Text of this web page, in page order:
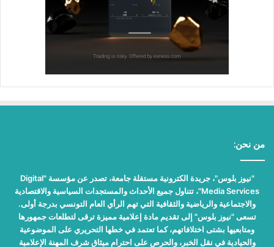
من نحن:
"نيوز بلوس"، جريدة الكترونية مستقلة جامعة، تصدر عن مؤسسة "Digital
Media Services"، تتناول جميع الأحداث والمستجدات السياسية والاقتصادية
والاجتماعية والرياضية والثقافية التي تهم الرأي العام التونسي بدرجة أولى.
تسعى "نيوز بلوس" إلى تقديم مادة إعلامية مميزة ترقى لتطلعات جمهورها
ومتابعيها بشتى اختلافاتهم، كما تعتمد في خطها التحريري على الموضوعية
والحيادية في نقل الخبر، والحرص على احترام ميثاق شرف المهنة الإعلامية